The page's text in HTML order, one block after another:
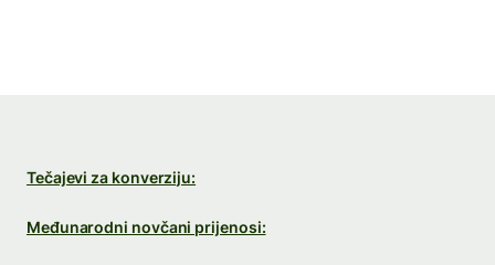
Tečajevi za konverziju:
Međunarodni novčani prijenosi: